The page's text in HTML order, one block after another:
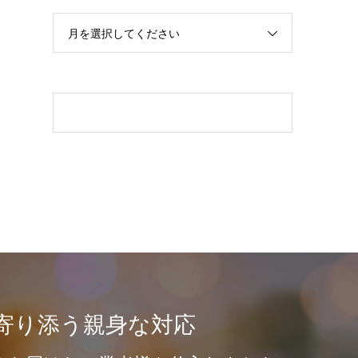
月を選択してください
り添う親身な対応